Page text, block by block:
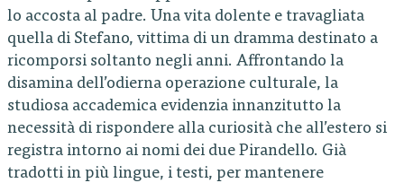
lo accosta al padre. Una vita dolente e travagliata
quella di Stefano, vittima di un dramma destinato a
ricomporsi soltanto negli anni. Affrontando la
disamina dell’odierna operazione culturale, la
studiosa accademica evidenzia innanzitutto la
necessità di rispondere alla curiosità che all’estero si
registra intorno ai nomi dei due Pirandello. Già
tradotti in più lingue, i testi, per mantenere